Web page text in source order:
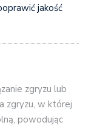
jakość
zgryzu lub
zgryzu, w której
powodując